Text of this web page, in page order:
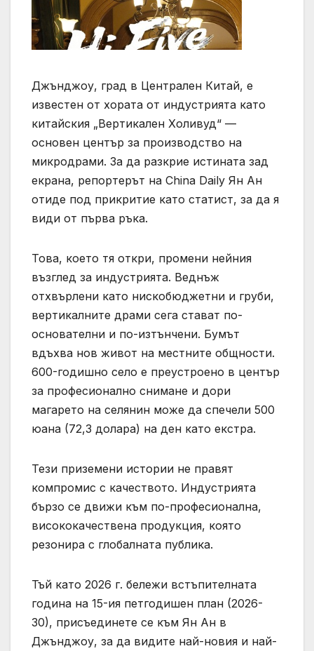
Джънджоу, град в Централен Китай, е
известен от хората от индустрията като
китайския „Вертикален Холивуд“ —
основен център за производство на
микродрами. За да разкрие истината зад
екрана, репортерът на China Daily Ян Ан
отиде под прикритие като статист, за да я
види от първа ръка.
Това, което тя откри, промени нейния
възглед за индустрията. Веднъж
отхвърлени като нискобюджетни и груби,
вертикалните драми сега стават по-
основателни и по-изтънчени. Бумът
вдъхва нов живот на местните общности.
600-годишно село е преустроено в център
за професионално снимане и дори
магарето на селянин може да спечели 500
юана (72,3 долара) на ден като екстра.
Тези приземени истории не правят
компромис с качеството. Индустрията
бързо се движи към по-професионална,
висококачествена продукция, която
резонира с глобалната публика.
Тъй като 2026 г. бележи встъпителната
година на 15-ия петгодишен план (2026-
30), присъединете се към Ян Ан в
Джънджоу, за да видите най-новия и най-